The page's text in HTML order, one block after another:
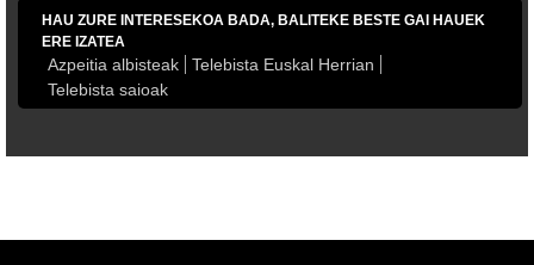
HAU ZURE INTERESEKOA BADA, BALITEKE BESTE GAI HAUEK
ERE IZATEA
Azpeitia albisteak
Telebista Euskal Herrian
Telebista saioak